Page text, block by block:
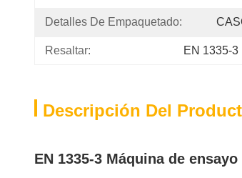
Detalles De Empaquetado:
Resaltar: EN 1335-
Descripción Del
EN 1335-3 Máquina de